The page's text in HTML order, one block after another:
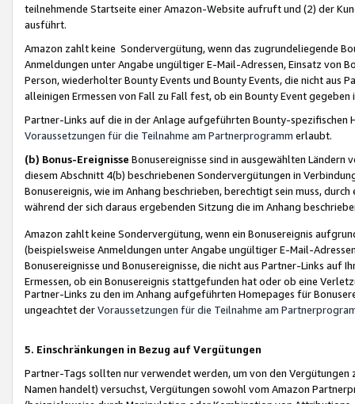
teilnehmende Startseite einer Amazon-Website aufruft und (2) der
ausführt.
Amazon zahlt keine Sondervergütung, wenn das zugrundeliegende
Anmeldungen unter Angabe ungültiger E-Mail-Adressen, Einsatz von
Person, wiederholter Bounty Events und Bounty Events, die nicht
alleinigen Ermessen von Fall zu Fall fest, ob ein Bounty Event
Partner-Links auf die in der Anlage aufgeführten Bounty-spezifischen
Voraussetzungen für die Teilnahme am Partnerprogramm erlaubt.
(b) Bonus-Ereignisse Bonusereignisse sind in ausgewählten Ländern
diesem Abschnitt 4(b) beschriebenen Sondervergütungen in
Bonusereignis, wie im Anhang beschrieben, berechtigt sein muss,
während der sich daraus ergebenden Sitzung die im Anhang
Amazon zahlt keine Sondervergütung, wenn ein Bonusereignis
(beispielsweise Anmeldungen unter Angabe ungültiger E-Mail-
Bonusereignisse und Bonusereignisse, die nicht aus Partner-Links auf
Ermessen, ob ein Bonusereignis stattgefunden hat oder ob eine
Partner-Links zu den im Anhang aufgeführten Homepages für
ungeachtet derVoraussetzungen für die Teilnahme am
5. Einschränkungen in Bezug auf Vergütungen
Partner-Tags sollten nur verwendet werden, um von den
Namen handelt) versuchst, Vergütungen sowohl vom Amazon